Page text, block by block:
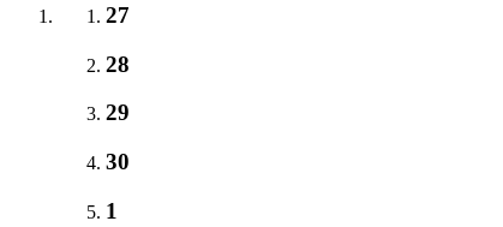
27
28
29
30
1